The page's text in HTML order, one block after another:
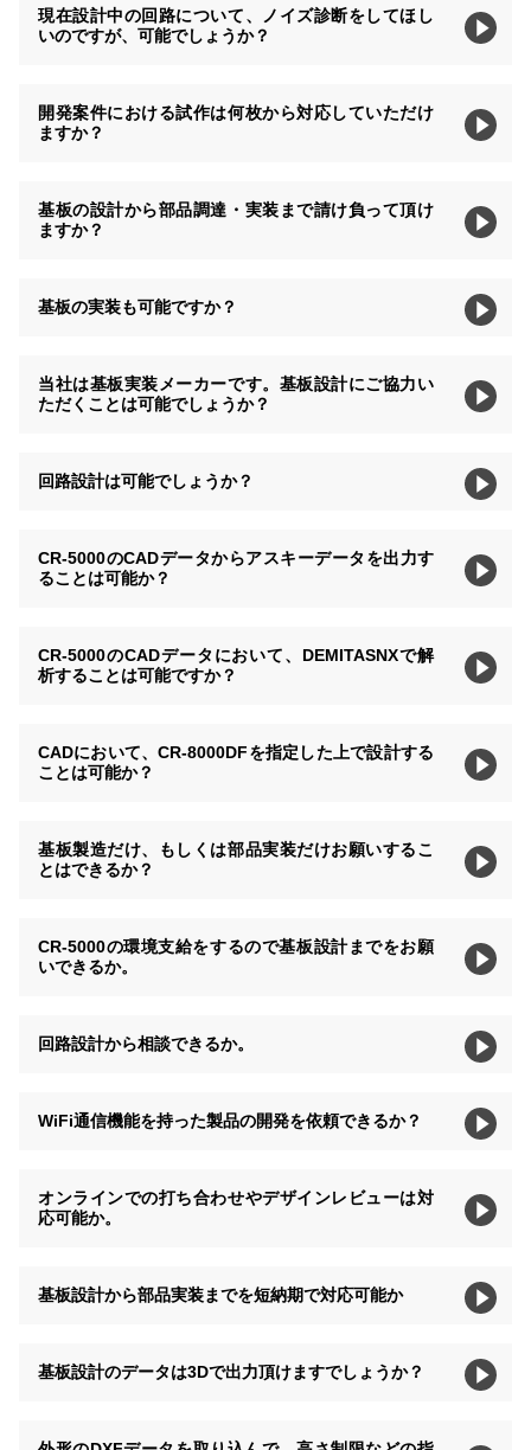
現在設計中の回路について、ノイズ診断をしてほし
いのですが、可能でしょうか？
開発案件における試作は何枚から対応していただけ
ますか？
基板の設計から部品調達・実装まで請け負って頂け
ますか？
基板の実装も可能ですか？
当社は基板実装メーカーです。基板設計にご協力い
ただくことは可能でしょうか？
回路設計は可能でしょうか？
CR-5000のCADデータからアスキーデータを出力す
ることは可能か？
CR-5000のCADデータにおいて、DEMITASNXで解
析することは可能ですか？
CADにおいて、CR-8000DFを指定した上で設計する
ことは可能か？
基板製造だけ、もしくは部品実装だけお願いするこ
とはできるか？
CR-5000の環境支給をするので基板設計までをお願
いできるか。
回路設計から相談できるか。
WiFi通信機能を持った製品の開発を依頼できるか？
オンラインでの打ち合わせやデザインレビューは対
応可能か。
基板設計から部品実装までを短納期で対応可能か
基板設計のデータは3Dで出力頂けますでしょうか？